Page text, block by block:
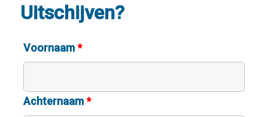
Uitschijven?
Voornaam*
Achternaam*